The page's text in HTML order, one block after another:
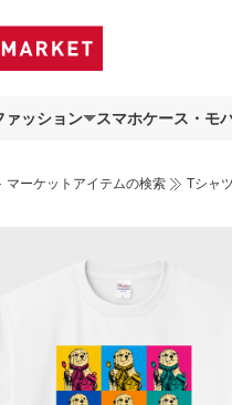
ァッション スマホケース・モ
マーケットアイテムの検索 Tシャ